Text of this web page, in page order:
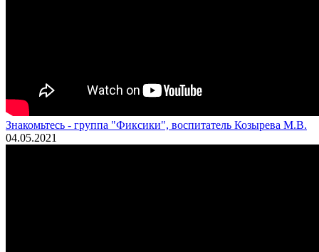
Знакомьтесь - группа "Фиксики", воспитатель Козырева М.В.
04.05.2021